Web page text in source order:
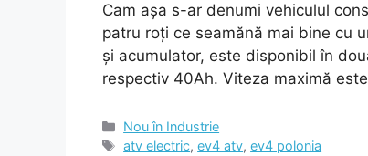
Cam așa s-ar denumi vehiculul
patru roți ce seamănă mai bine cu
și acumulator, este disponibil în
respectiv 40Ah. Viteza maximă
Categorii
Nou în Industrie
Etichete
atv electric,ev4 atv,ev4 polonia